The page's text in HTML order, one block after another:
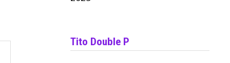
Tito Double P